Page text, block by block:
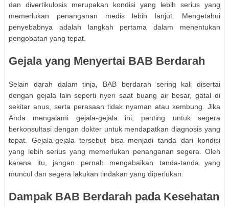
dan divertikulosis merupakan kondisi yang lebih serius yang
memerlukan penanganan medis lebih lanjut. Mengetahui
penyebabnya adalah langkah pertama dalam menentukan
pengobatan yang tepat.
Gejala yang Menyertai BAB Berdarah
Selain darah dalam tinja, BAB berdarah sering kali disertai
dengan gejala lain seperti nyeri saat buang air besar, gatal di
sekitar anus, serta perasaan tidak nyaman atau kembung. Jika
Anda mengalami gejala-gejala ini, penting untuk segera
berkonsultasi dengan dokter untuk mendapatkan diagnosis yang
tepat. Gejala-gejala tersebut bisa menjadi tanda dari kondisi
yang lebih serius yang memerlukan penanganan segera. Oleh
karena itu, jangan pernah mengabaikan tanda-tanda yang
muncul dan segera lakukan tindakan yang diperlukan.
Dampak BAB Berdarah pada Kesehatan